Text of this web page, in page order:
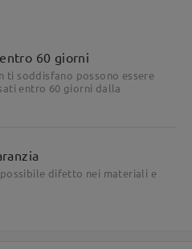
60 giorni
ti soddisfano possono essere
entro 60 giorni dalla
difetto nei materiali e